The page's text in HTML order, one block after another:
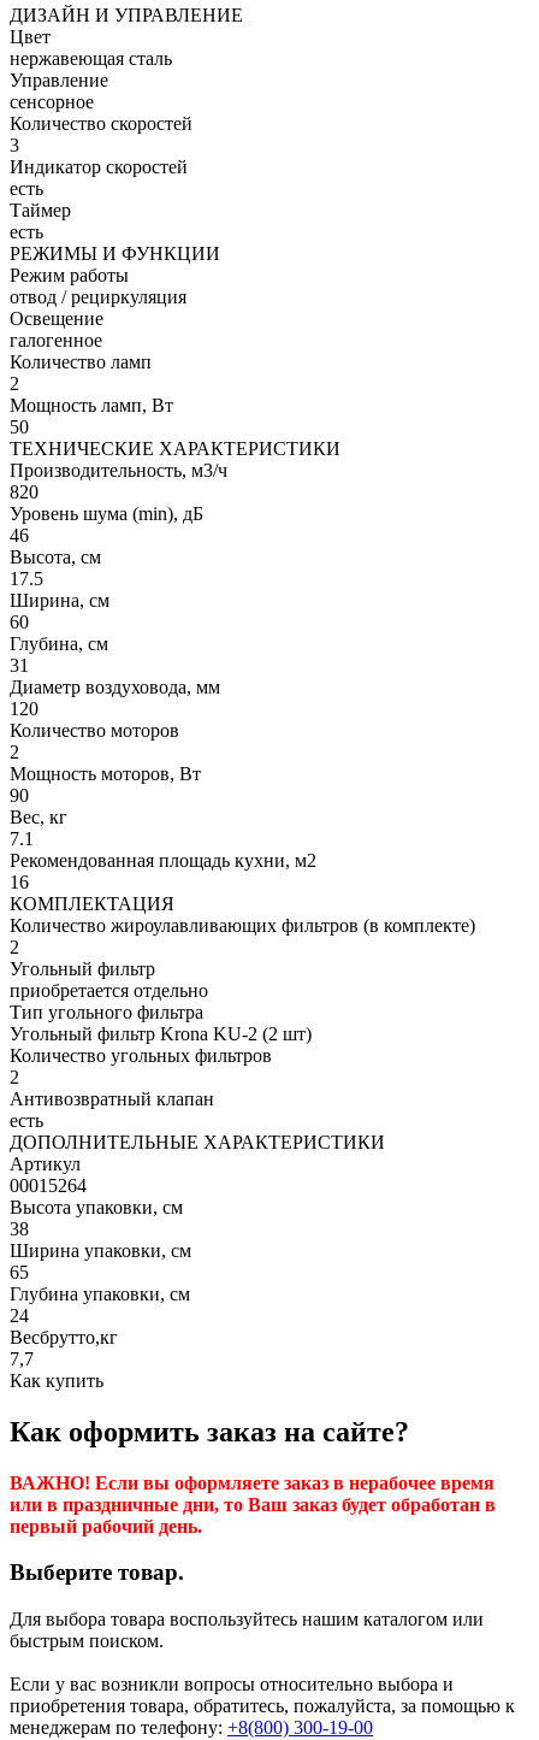
ДИЗАЙН И УПРАВЛЕНИЕ
Цвет
нержавеющая сталь
Управление
сенсорное
Количество скоростей
3
Индикатор скоростей
есть
Таймер
есть
РЕЖИМЫ И ФУНКЦИИ
Режим работы
отвод / рециркуляция
Освещение
галогенное
Количество ламп
2
Мощность ламп, Вт
50
ТЕХНИЧЕСКИЕ ХАРАКТЕРИСТИКИ
Производительность, м3/ч
820
Уровень шума (min), дБ
46
Высота, см
17.5
Ширина, см
60
Глубина, см
31
Диаметр воздуховода, мм
120
Количество моторов
2
Мощность моторов, Вт
90
Вес, кг
7.1
Рекомендованная площадь кухни, м2
16
КОМПЛЕКТАЦИЯ
Количество жироулавливающих фильтров (в комплекте)
2
Угольный фильтр
приобретается отдельно
Тип угольного фильтра
Угольный фильтр Krona KU-2 (2 шт)
Количество угольных фильтров
2
Антивозвратный клапан
есть
ДОПОЛНИТЕЛЬНЫЕ ХАРАКТЕРИСТИКИ
Артикул
00015264
Высота упаковки, см
38
Ширина упаковки, см
65
Глубина упаковки, см
24
Весбрутто,кг
7,7
Как купить
Как оформить заказ на сайте?
ВАЖНО! Если вы оформляете заказ в нерабочее время
или в праздничные дни, то Ваш заказ будет обработан в
первый рабочий день.
Выберите товар.
Для выбора товара воспользуйтесь нашим каталогом или
быстрым поиском.
Если у вас возникли вопросы относительно выбора и
приобретения товара, обратитесь, пожалуйста, за помощью к
менеджерам по телефону: +8(800) 300-19-00